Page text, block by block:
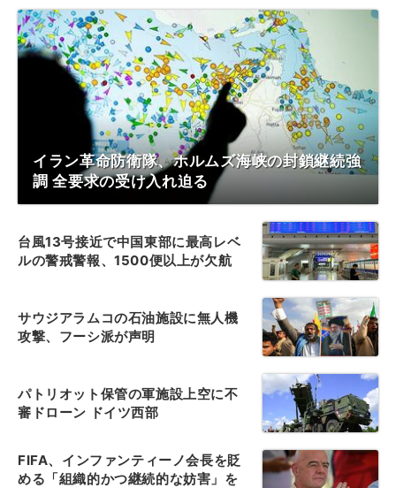
イラン革命防衛隊、ホルムズ海峡の封鎖継続強
調 全要求の受け入れ迫る
台風13号接近で中国東部に最高レベ
ルの警戒警報、1500便以上が欠航
サウジアラムコの石油施設に無人機
攻撃、フーシ派が声明
パトリオット保管の軍施設上空に不
審ドローン ドイツ西部
FIFA、インファンティーノ会長を貶
める「組織的かつ継続的な妨害」を